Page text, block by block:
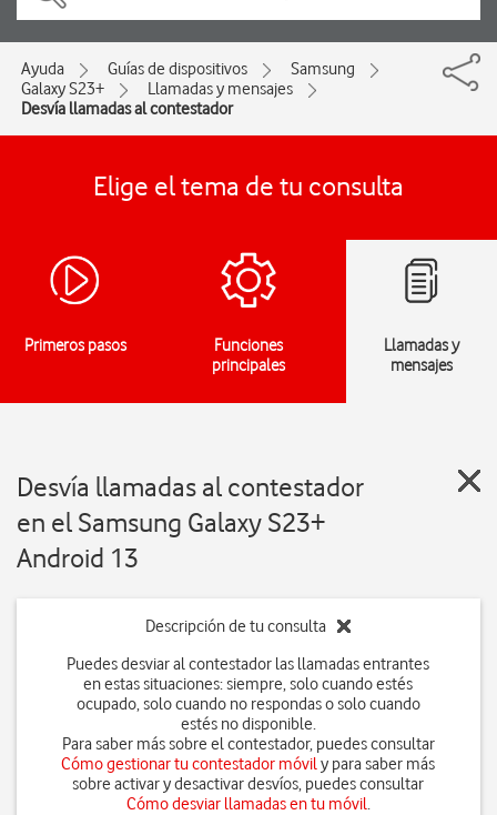
Ayuda Guías de dispositivos
Samsung
Galaxy S23+
Llamadas y mensajes
Desvía llamadas al contestador
Elige el tema de tu consulta
Primeros pasos
Funciones
principales
Llamadas y
mensajes
Desvía llamadas al contestador
en el Samsung Galaxy S23+
Android 13
Descripción de tu consulta
Puedes desviar al contestador las llamadas entrantes
en estas situaciones: siempre, solo cuando estés
ocupado, solo cuando no respondas o solo cuando
estés no disponible.
Para saber más sobre el contestador, puedes consultar
Cómo gestionar tu contestador móvily para saber más
sobre activar y desactivar desvíos, puedes consultar
Cómo desviar llamadas en tu móvil.